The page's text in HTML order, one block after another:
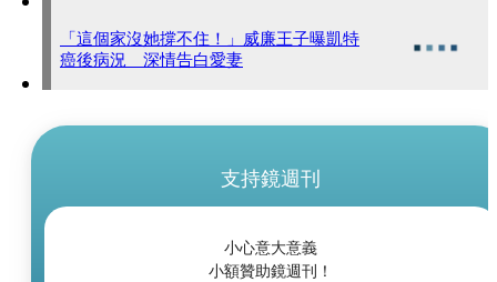
「這個家沒她撐不住！」威廉王子曝凱特
癌後病況 深情告白愛妻
支持鏡週刊
小心意大意義
小額贊助鏡週刊！